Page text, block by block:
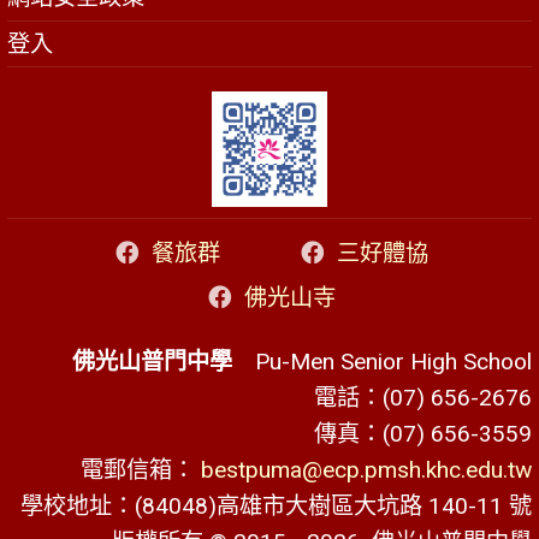
登入
餐旅群
三好體協
佛光山寺
佛光山普門中學 Pu-Men Senior High School
電話：(07) 656-2676
傳真：(07) 656-3559
電郵信箱： bestpuma@ecp.pmsh.khc.edu.tw
學校地址：(84048)高雄市大樹區大坑路 140-11 號